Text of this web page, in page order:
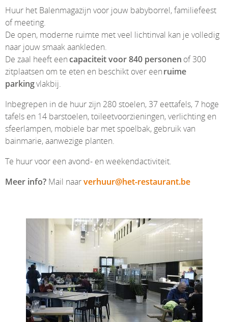
Huur het Balenmagazijn voor jouw babyborrel, familiefeest
of meeting.
De open, moderne ruimte met veel lichtinval kan je volledig
naar jouw smaak aankleden.
De zaal heeft eencapaciteit voor 840 personen of 300
zitplaatsen om te eten en beschikt over eenruime
parkingvlakbij.
Inbegrepen in de huur zijn 280 stoelen, 37 eettafels, 7 hoge
tafels en 14 barstoelen, toileetvoorzieningen, verlichting en
sfeerlampen, mobiele bar met spoelbak, gebruik van
bainmarie, aanwezige planten.
Te huur voor een avond- en weekendactiviteit.
Meer info? Mail naarverhuur@het-restaurant.be